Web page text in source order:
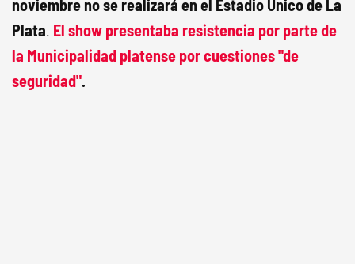
noviembre no se realizará en el Estadio Único de La
Plata. El show presentaba resistencia por parte de
la Municipalidad platense por cuestiones "de
seguridad".